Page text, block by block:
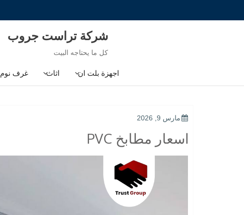
شركة تراست جروب
كل ما يحتاجه البيت
اجهزة بلت ان اثاث غرف نوم
POSTED
مارس 9, 2026
اسعار مطابخ PVC